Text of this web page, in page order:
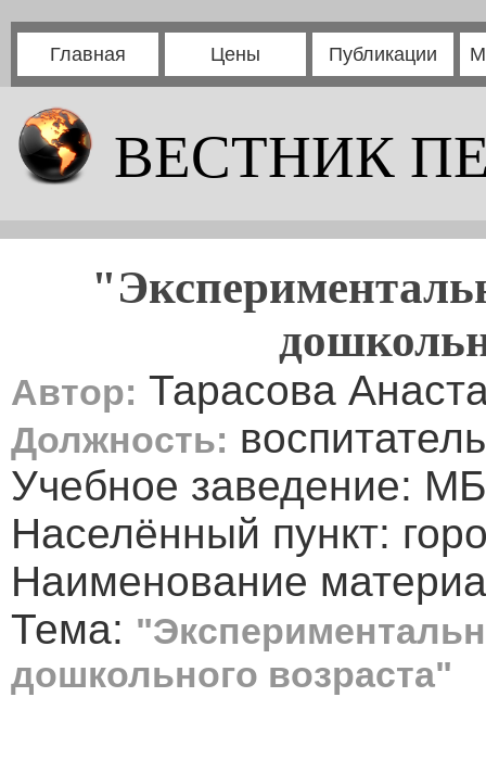
Главная Цены Публикации
ВЕСТНИК
Автор: Тарасова
Должность: воспитатель
Учебное заведение:
Населённый пункт:
Наименование
Тема:
дошкольного возраста"